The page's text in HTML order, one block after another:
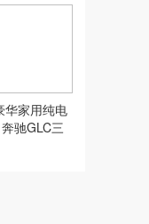
华家用纯电
驰GLC三